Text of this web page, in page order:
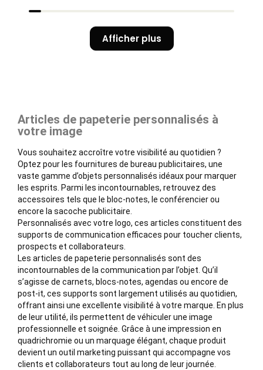
Afficher plus
Articles de papeterie personnalisés à
votre image
Vous souhaitez accroître votre visibilité au quotidien ?
Optez pour les fournitures de bureau publicitaires, une
vaste gamme d’objets personnalisés idéaux pour marquer
les esprits. Parmi les incontournables, retrouvez des
accessoires tels que le bloc-notes, le conférencier ou
encore la sacoche publicitaire.
Personnalisés avec votre logo, ces articles constituent des
supports de communication efficaces pour toucher clients,
prospects et collaborateurs.
Les articles de papeterie personnalisés sont des
incontournables de la communication par l’objet. Qu’il
s’agisse de carnets, blocs-notes, agendas ou encore de
post-it, ces supports sont largement utilisés au quotidien,
offrant ainsi une excellente visibilité à votre marque. En plus
de leur utilité, ils permettent de véhiculer une image
professionnelle et soignée. Grâce à une impression en
quadrichromie ou un marquage élégant, chaque produit
devient un outil marketing puissant qui accompagne vos
clients et collaborateurs tout au long de leur journée.